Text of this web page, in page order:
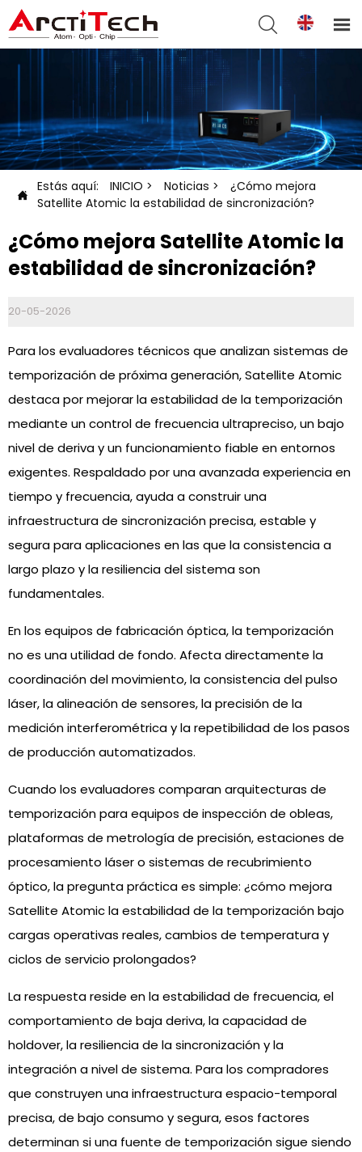
 

Estás aquí: INICIO > Noticias >
¿Cómo mejora
Satellite Atomic la estabilidad de sincronización?
¿Cómo mejora Satellite Atomic la
estabilidad de sincronización?
20-05-2026
Para los evaluadores técnicos que analizan sistemas de
temporización de próxima generación, Satellite Atomic
destaca por mejorar la estabilidad de la temporización
mediante un control de frecuencia ultrapreciso, un bajo
nivel de deriva y un funcionamiento fiable en entornos
exigentes. Respaldado por una avanzada experiencia en
tiempo y frecuencia, ayuda a construir una
infraestructura de sincronización precisa, estable y
segura para aplicaciones en las que la consistencia a
largo plazo y la resiliencia del sistema son
fundamentales.
En los equipos de fabricación óptica, la temporización
no es una utilidad de fondo. Afecta directamente la
coordinación del movimiento, la consistencia del pulso
láser, la alineación de sensores, la precisión de la
medición interferométrica y la repetibilidad de los pasos
de producción automatizados.
Cuando los evaluadores comparan arquitecturas de
temporización para equipos de inspección de obleas,
plataformas de metrología de precisión, estaciones de
procesamiento láser o sistemas de recubrimiento
óptico, la pregunta práctica es simple: ¿cómo mejora
Satellite Atomic la estabilidad de la temporización bajo
cargas operativas reales, cambios de temperatura y
ciclos de servicio prolongados?
La respuesta reside en la estabilidad de frecuencia, el
comportamiento de baja deriva, la capacidad de
holdover, la resiliencia de la sincronización y la
integración a nivel de sistema. Para los compradores
que construyen una infraestructura espacio-temporal
precisa, de bajo consumo y segura, esos factores
determinan si una fuente de temporización sigue siendo